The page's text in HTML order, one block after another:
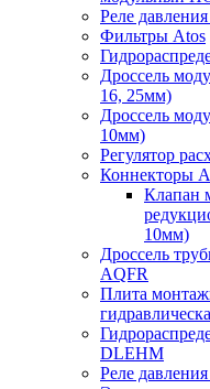
Реле
Фильтры Atos
Дроссель
16, 25мм)
Дроссель
10мм)
Регулятор
Коннекторы
Клапан
10мм)
Дроссель
AQFR
Плита
DLEHM
Реле